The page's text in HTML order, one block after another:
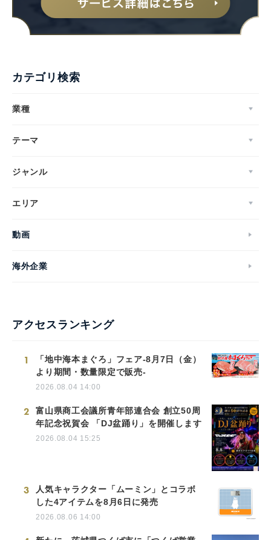
カテゴリ検索
業種
テーマ
ジャンル
エリア
動画
海外企業
アクセスランキング
1
「地中海本まぐろ」フェア-8月7日（金）
より期間・数量限定で販売-
2026.08.04 14:00
2
富山県商工会議所青年部連合会 創立50周
年記念祝賀会 「DJ盆踊り」を開催します
2026.08.04 15:25
3
人気キャラクター「ムーミン」とコラボ
した4アイテムを8月6日に発売
2026.08.06 14:00